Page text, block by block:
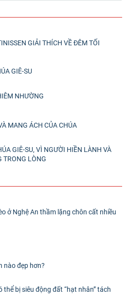
GIẢI THÍCH VỀ ĐÊM TỐI
GIÊ-SU
NHƯỜNG
MANG ÁCH CỦA CHÚA
GIÊ-SU, VÌ NGƯỜI HIỀN LÀNH VÀ
TRONG LÒNG
ở Nghệ An thầm lặng chôn cất nhiều
nào đẹp hơn?
thể bị siêu động đất “hạt nhân” tách